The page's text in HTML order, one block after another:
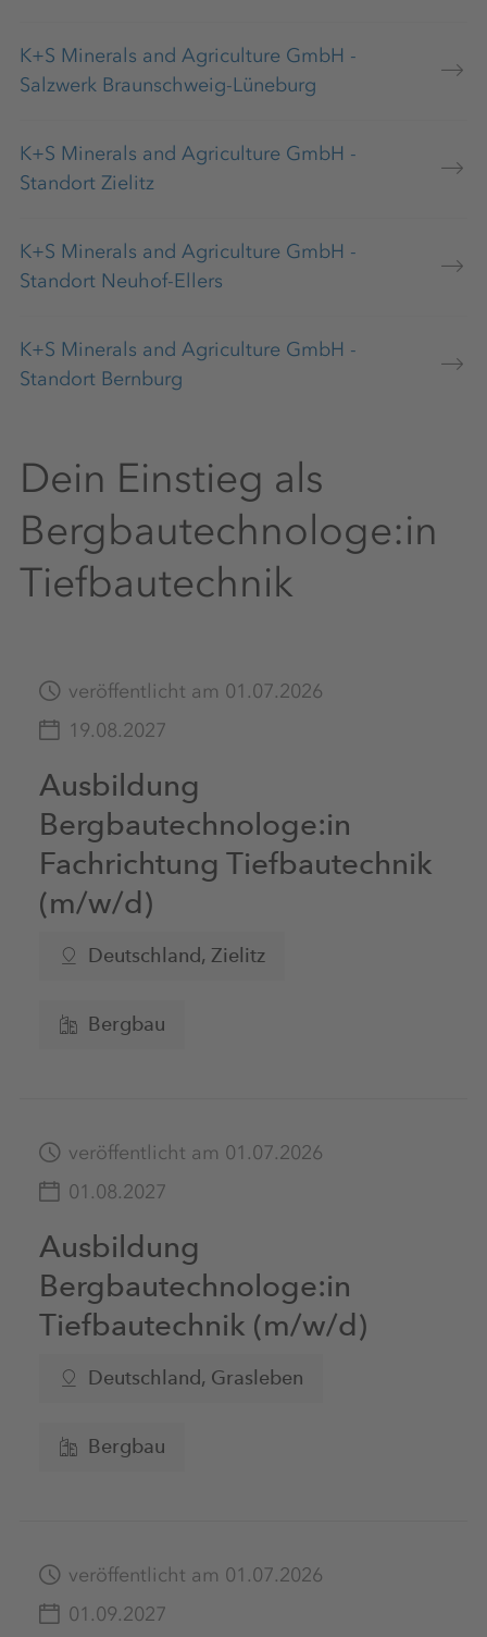
K+S Minerals and Agriculture GmbH -
Salzwerk Braunschweig-Lüneburg
K+S Minerals and Agriculture GmbH -
Standort Zielitz
K+S Minerals and Agriculture GmbH -
Standort Neuhof-Ellers
K+S Minerals and Agriculture GmbH -
Standort Bernburg
Dein Einstieg als
Bergbautechnologe:in
Tiefbautechnik
veröffentlicht am 01.07.2026
19.08.2027
Ausbildung
Bergbautechnologe:in
Fachrichtung Tiefbautechnik
(m/w/d)
Deutschland, Zielitz
Bergbau
veröffentlicht am 01.07.2026
01.08.2027
Ausbildung
Bergbautechnologe:in
Tiefbautechnik (m/w/d)
Deutschland, Grasleben
Bergbau
veröffentlicht am 01.07.2026
01.09.2027